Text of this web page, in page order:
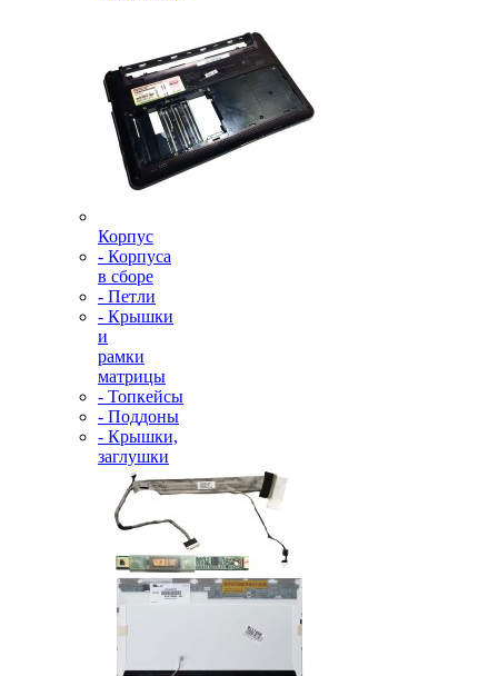
Корпус
- Корпуса
в сборе
- Петли
- Крышки
и
рамки
матрицы
- Топкейсы
- Поддоны
- Крышки,
заглушки